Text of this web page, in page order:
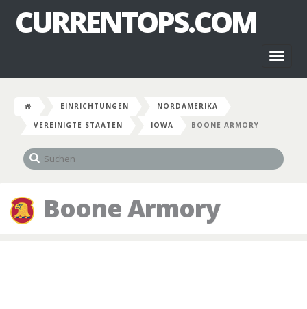
CURRENTOPS.COM
EINRICHTUNGEN
NORDAMERIKA
VEREINIGTE STAATEN
IOWA BOONE ARMORY
Boone Armory